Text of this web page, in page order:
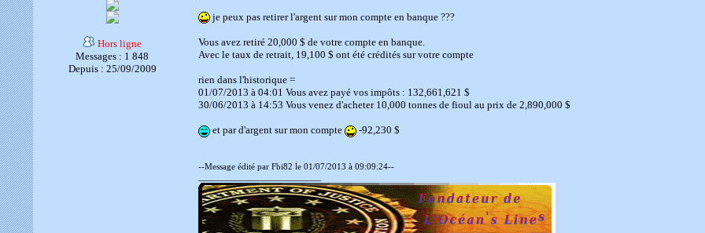
Hors ligne
Messages : 1 848
Depuis : 25/09/2009
je peux pas retirer l'argent sur mon compte en banque ???
Vous avez retiré 20,000 $ de votre compte en banque.
Avec le taux de retrait, 19,100 $ ont été crédités sur votre compte
rien dans l'historique =
01/07/2013 à 04:01 Vous avez payé vos impôts : 132,661,621 $
30/06/2013 à 14:53 Vous venez d'acheter 10,000 tonnes de fioul au prix de 2,890,000 $
et par d'argent sur mon compte -92,230 $
--Message édité par Fbi82 le 01/07/2013 à 09:09:24--